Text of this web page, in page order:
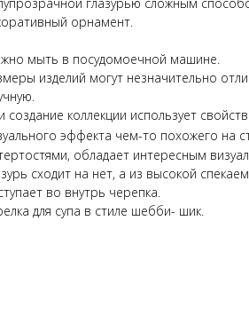
орнамент.
мыть в посудомоечной машине.
изделий могут незначительно
создание коллекции использует
эффекта чем-то похожего на
обладает интересным
сходит на нет, а из высокой
во внутрь черепка.
для супа в стиле шебби- шик.